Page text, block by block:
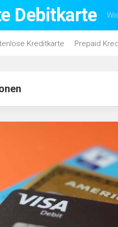
Debitkarte
Kreditkarte Prepaid